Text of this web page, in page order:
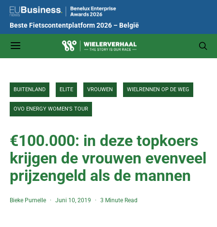
Beste Fietscontentplatform 2026 – België
BUITENLAND ELITE VROUWEN WIELRENNEN OP DE WEG
OVO ENERGY WOMEN'S TOUR
€100.000: in deze topkoers
krijgen de vrouwen evenveel
prijzengeld als de mannen
Bieke Purnelle Juni 10, 2019 3 Minute Read